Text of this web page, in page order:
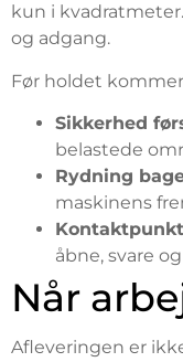
kun i
og adgang.
Før holdet
Sikkerhed
belastede
Rydning
maskinens
åbne, svare
Når
Afleveringen er